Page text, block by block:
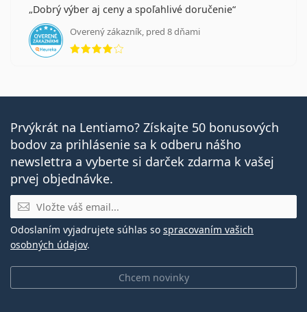
Dobrý výber aj ceny a spoľahlivé doručenie
Overený zákazník, pred 8 dňami
hodnotenie 4 z 5
Prvýkrát na Lentiamo? Získajte 50 bonusových
bodov za prihlásenie sa k odberu nášho
newslettra a vyberte si darček zdarma k vašej
prvej objednávke.
E-mail
Chcem novinky
Odoslaním vyjadrujete súhlas so spracovaním vašich
osobných údajov.